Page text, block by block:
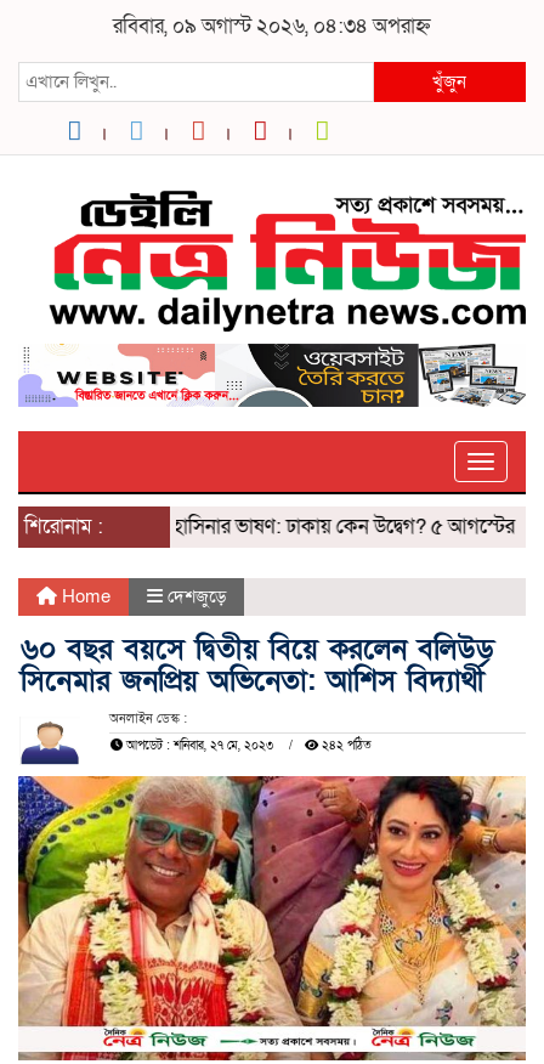
রবিবার, ০৯ অগাস্ট ২০২৬, ০৪:৩৪ অপরাহ্ন
খুঁজুন
শিরোনাম :
দিল্লিতে শেখ হাসিনার ভাষণ: ঢাকায় কেন উদ্বেগ? ৫ আগস্টের
Home দেশজুড়ে
৬০ বছর বয়সে দ্বিতীয় বিয়ে করলেন বলিউড
সিনেমার জনপ্রিয় অভিনেতা: আশিস বিদ্যার্থী
অনলাইন ডেস্ক :
আপডেট : শনিবার, ২৭ মে, ২০২৩ ২৪২ পঠিত